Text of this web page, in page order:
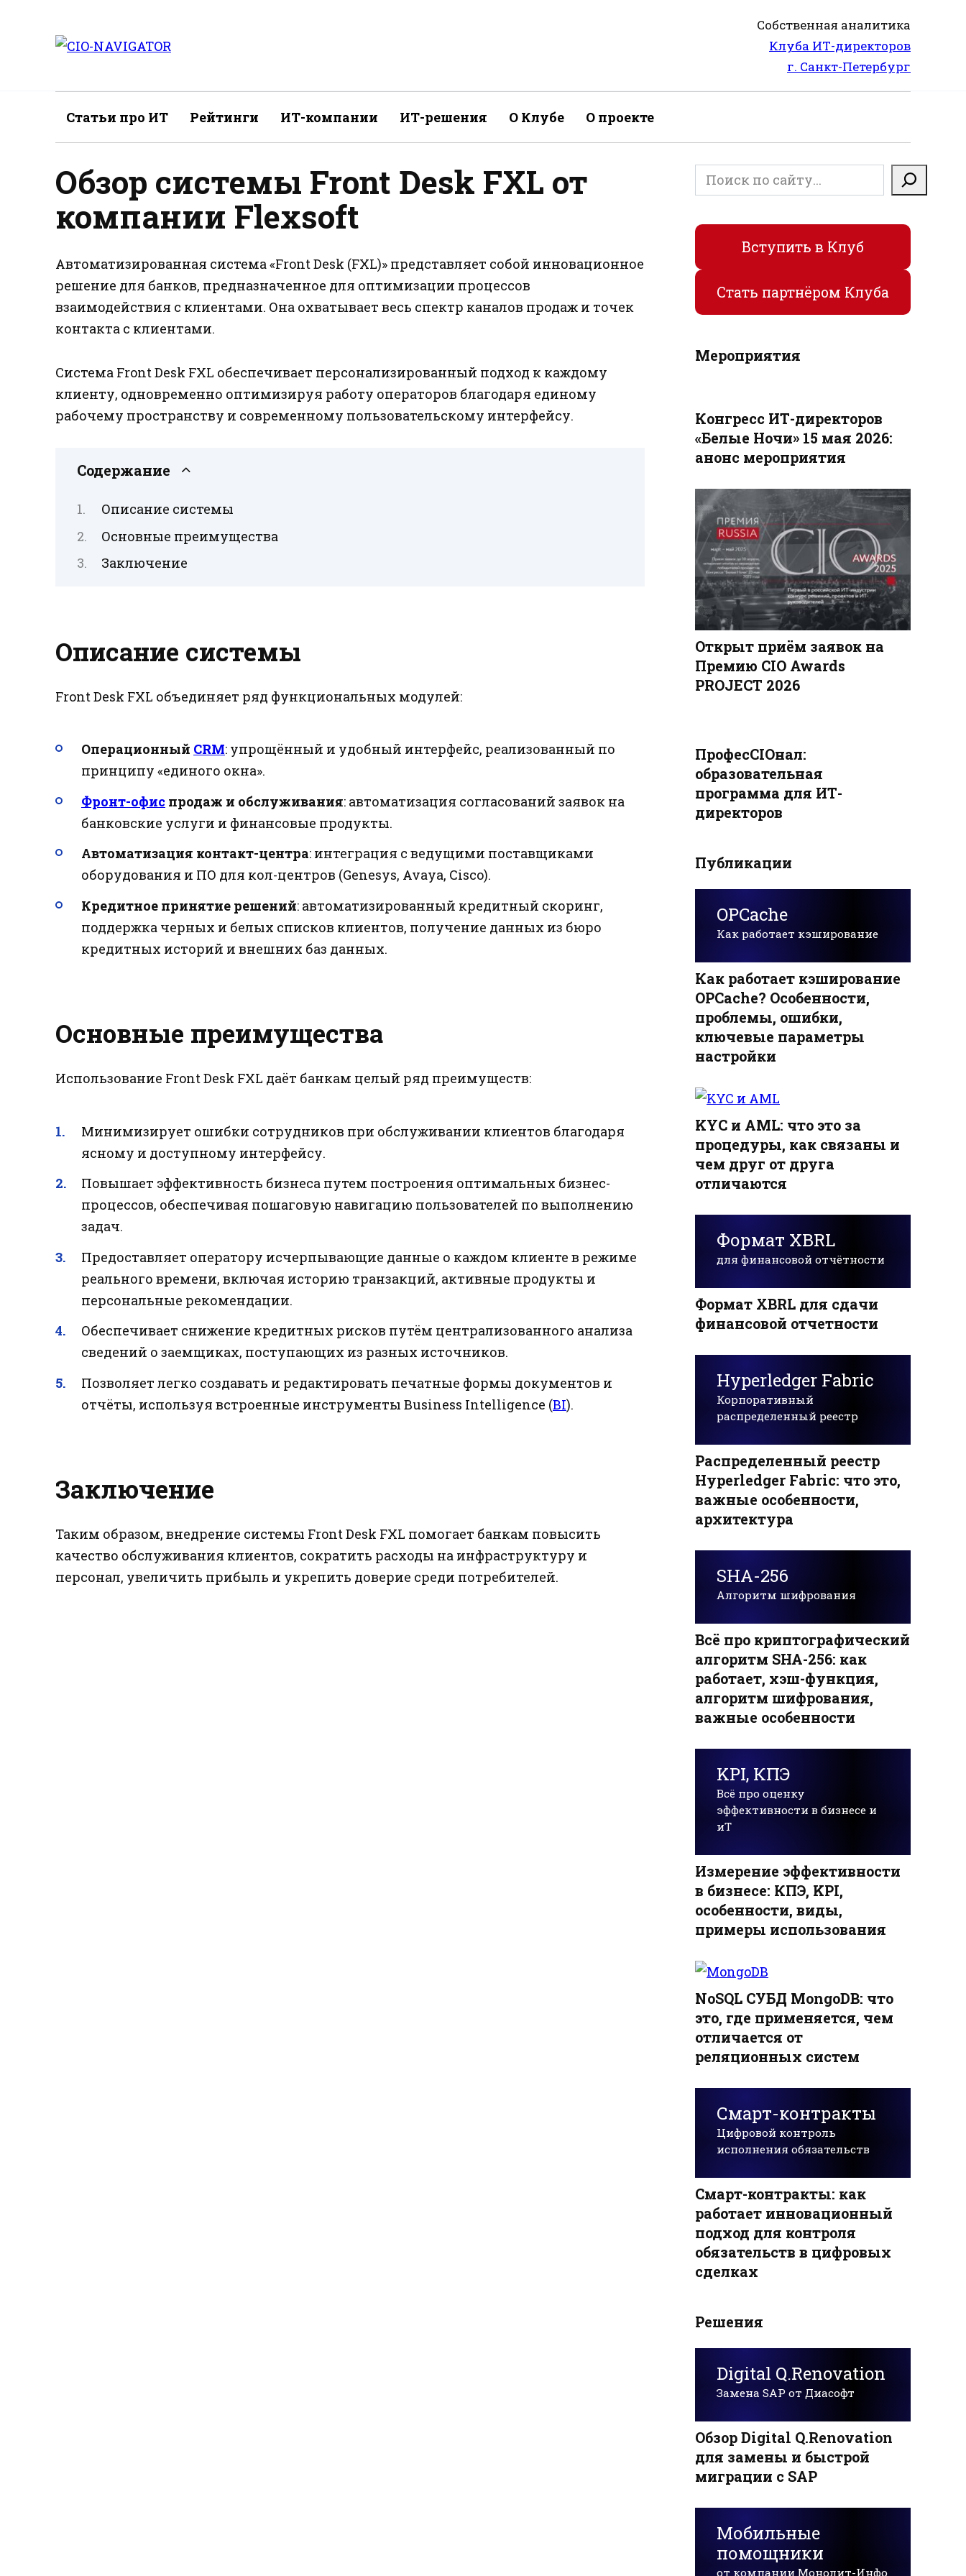
содержанию
Собственная аналитика
Клуба ИТ-директоров
г. Санкт-Петербург
Статьи про ИТ Рейтинги ИТ-компании ИТ-решения О Клубе О проекте
Обзор системы Front Desk FXL от
компании Flexsoft
Автоматизированная система «Front Desk (FXL)» представляет собой инновационное
решение для банков, предназначенное для оптимизации процессов
взаимодействия с клиентами. Она охватывает весь спектр каналов продаж и точек
контакта с клиентами.
Система Front Desk FXL обеспечивает персонализированный подход к каждому
клиенту, одновременно оптимизируя работу операторов благодаря единому
рабочему пространству и современному пользовательскому интерфейсу.
Содержание
Описание системы
Основные преимущества
Заключение
Описание системы
Front Desk FXL объединяет ряд функциональных модулей:
Операционный CRM: упрощённый и удобный интерфейс, реализованный по
принципу «единого окна».
Фронт-офис продаж и обслуживания: автоматизация согласований заявок на
банковские услуги и финансовые продукты.
Автоматизация контакт-центра: интеграция с ведущими поставщиками
оборудования и ПО для кол-центров (Genesys, Avaya, Cisco).
Кредитное принятие решений: автоматизированный кредитный скоринг,
поддержка черных и белых списков клиентов, получение данных из бюро
кредитных историй и внешних баз данных.
Основные преимущества
Использование Front Desk FXL даёт банкам целый ряд преимуществ:
Минимизирует ошибки сотрудников при обслуживании клиентов благодаря
ясному и доступному интерфейсу.
Повышает эффективность бизнеса путем построения оптимальных бизнес-
процессов, обеспечивая пошаговую навигацию пользователей по выполнению
задач.
Предоставляет оператору исчерпывающие данные о каждом клиенте в режиме
реального времени, включая историю транзакций, активные продукты и
персональные рекомендации.
Обеспечивает снижение кредитных рисков путём централизованного анализа
сведений о заемщиках, поступающих из разных источников.
Позволяет легко создавать и редактировать печатные формы документов и
отчёты, используя встроенные инструменты Business Intelligence (BI).
Заключение
Таким образом, внедрение системы Front Desk FXL помогает банкам повысить
качество обслуживания клиентов, сократить расходы на инфраструктуру и
персонал, увеличить прибыль и укрепить доверие среди потребителей.
Поиск
Вступить в Клуб
Стать партнёром Клуба
Мероприятия
Конгресс ИТ-директоров
«Белые Ночи» 15 мая 2026:
анонс мероприятия
Открыт приём заявок на
Премию CIO Awards
PROJECT 2026
ПрофесCIOнал:
образовательная
программа для ИТ-
директоров
Публикации
OPCache
Как работает кэширование
Как работает кэширование
OPCache? Особенности,
проблемы, ошибки,
ключевые параметры
настройки
KYC и AML: что это за
процедуры, как связаны и
чем друг от друга
отличаются
Формат XBRL
для финансовой отчётности
Формат XBRL для сдачи
финансовой отчетности
Hyperledger Fabric
Корпоративный
распределенный реестр
Распределенный реестр
Hyperledger Fabric: что это,
важные особенности,
архитектура
SHA-256
Алгоритм шифрования
Всё про криптографический
алгоритм SHA-256: как
работает, хэш-функция,
алгоритм шифрования,
важные особенности
KPI, КПЭ
Всё про оценку
эффективности в бизнесе и
иТ
Измерение эффективности
в бизнесе: КПЭ, KPI,
особенности, виды,
примеры использования
NoSQL СУБД MongoDB: что
это, где применяется, чем
отличается от
реляционных систем
Смарт-контракты
Цифровой контроль
исполнения обязательств
Смарт-контракты: как
работает инновационный
подход для контроля
обязательств в цифровых
сделках
Решения
Digital Q.Renovation
Замена SAP от Диасофт
Обзор Digital Q.Renovation
для замены и быстрой
миграции с SAP
Мобильные
помощники
от компании Монолит-Инфо